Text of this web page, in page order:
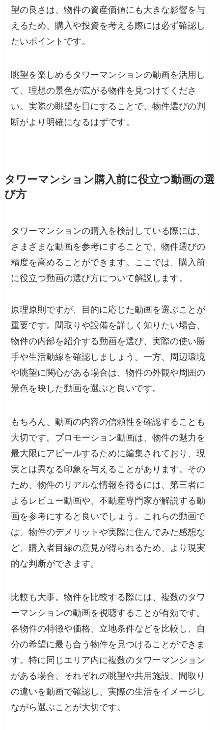
望の良さは、物件の資産価値にも大きな影響を与
えるため、購入や投資を考える際には必ず確認し
たいポイントです。
眺望を楽しめるタワーマンションの動画を活用し
て、理想の景色が広がる物件を見つけてくださ
い。実際の眺望を目にすることで、物件選びの判
断がより明確になるはずです。
タワーマンション購入前に役立つ動画の選
び方
タワーマンションの購入を検討している際には、
さまざまな動画を参考にすることで、物件選びの
精度を高めることができます。ここでは、購入前
に役立つ動画の選び方について解説します。
原理原則ですが、目的に応じた動画を選ぶことが
重要です。間取りや設備を詳しく知りたい場合、
物件の内部を紹介する動画を選び、実際の使い勝
手や生活動線を確認しましょう。一方、周辺環境
や眺望に関心がある場合は、物件の外観や周囲の
景色を映した動画を選ぶと良いです。
もちろん、動画の内容の信頼性を確認することも
大切です。プロモーション動画は、物件の魅力を
最大限にアピールするために編集されており、現
実とは異なる印象を与えることがあります。その
ため、物件のリアルな情報を得るには、第三者に
よるレビュー動画や、不動産専門家が解説する動
画を参考にすると良いでしょう。これらの動画で
は、物件のデメリットや実際に住んでみた感想な
ど、購入者目線の意見が得られるため、より現実
的な判断ができます。
比較も大事。物件を比較する際には、複数のタワ
ーマンションの動画を視聴することが有効です。
各物件の特徴や価格、立地条件などを比較し、自
分の希望に最も合う物件を見つけることができま
す。特に同じエリア内に複数のタワーマンション
がある場合、それぞれの眺望や共用施設、間取り
の違いを動画で確認し、実際の生活をイメージし
ながら選ぶことが大切です。